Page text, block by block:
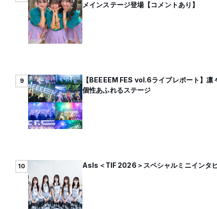
メインステージ登場【コメントあり】
9
【BEEEEM FES vol.6ライブレポート】
個性あふれるステージ
10 AsIs＜TIF 2026＞スペシャルミニインタ